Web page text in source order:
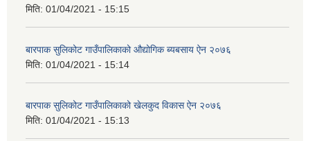
मिति: 01/04/2021 - 15:15
बारपाक सुलिकोट गाउँपालिकाको औद्योगिक ब्यबसाय ऐन २०७६
मिति: 01/04/2021 - 15:14
बारपाक सुलिकोट गाउँपालिकाको खेलकुद विकास ऐन २०७६
मिति: 01/04/2021 - 15:13